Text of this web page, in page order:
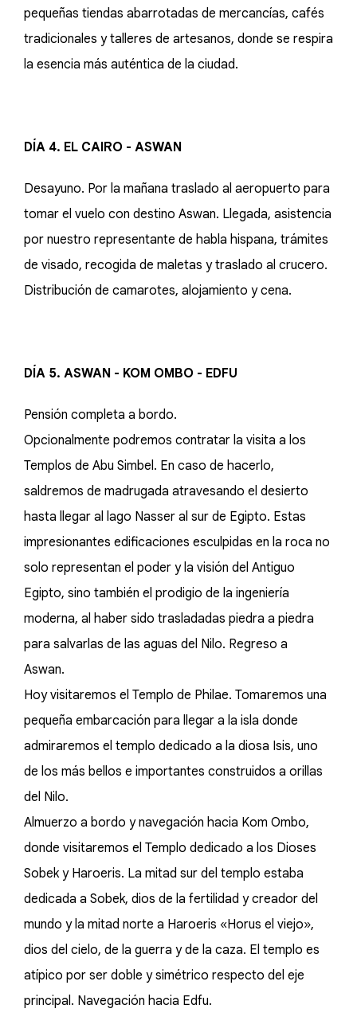
pequeñas tiendas abarrotadas de mercancías, cafés
tradicionales y talleres de artesanos, donde se respira
la esencia más auténtica de la ciudad.
DÍA 4. EL CAIRO - ASWAN
Desayuno. Por la mañana traslado al aeropuerto para
tomar el vuelo con destino Aswan. Llegada, asistencia
por nuestro representante de habla hispana, trámites
de visado, recogida de maletas y traslado al crucero.
Distribución de camarotes, alojamiento y cena.
DÍA 5. ASWAN - KOM OMBO - EDFU
Pensión completa a bordo.
Opcionalmente podremos contratar la visita a los
Templos de Abu Simbel. En caso de hacerlo,
saldremos de madrugada atravesando el desierto
hasta llegar al lago Nasser al sur de Egipto. Estas
impresionantes edificaciones esculpidas en la roca no
solo representan el poder y la visión del Antiguo
Egipto, sino también el prodigio de la ingeniería
moderna, al haber sido trasladadas piedra a piedra
para salvarlas de las aguas del Nilo. Regreso a
Aswan.
Hoy visitaremos el Templo de Philae. Tomaremos una
pequeña embarcación para llegar a la isla donde
admiraremos el templo dedicado a la diosa Isis, uno
de los más bellos e importantes construidos a orillas
del Nilo.
Almuerzo a bordo y navegación hacia Kom Ombo,
donde visitaremos el Templo dedicado a los Dioses
Sobek y Haroeris. La mitad sur del templo estaba
dedicada a Sobek, dios de la fertilidad y creador del
mundo y la mitad norte a Haroeris «Horus el viejo»,
dios del cielo, de la guerra y de la caza. El templo es
atípico por ser doble y simétrico respecto del eje
principal. Navegación hacia Edfu.